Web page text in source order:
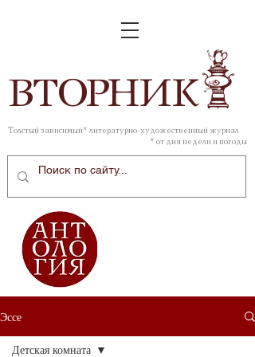
ВТОРНИК
Толстый зависимый* литературно-художественный журнал
* от дня недели и погоды
Эссе
Детская комната